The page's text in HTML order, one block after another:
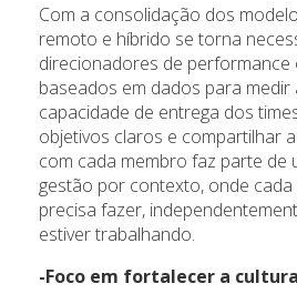
Com a consolidação dos
remoto e híbrido se torna
direcionadores de
baseados em dados para medir
capacidade de entrega dos
objetivos claros e compartilhar
com cada membro faz parte de
gestão por contexto, onde
precisa fazer,
estiver trabalhando.
-Foco em fortalecer a cultura